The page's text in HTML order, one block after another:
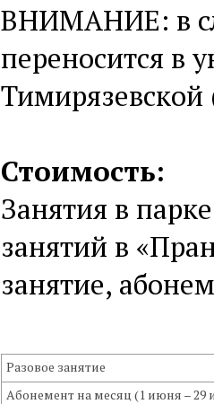
ВНИМАНИЕ: в
переносится в
Тимирязевской
Стоимость:
Занятия в
занятий в
занятие,
Разовое занятие
Абонемент на месяц (1 июня – 29